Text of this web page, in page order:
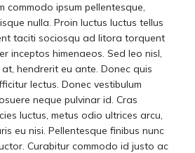
commodo ipsum pellentesque,
nulla. Proin luctus luctus tellus
taciti sociosqu ad litora torquent
inceptos himenaeos. Sed leo nisl,
hendrerit eu ante. Donec quis
lectus. Donec vestibulum
neque pulvinar id. Cras
luctus, metus odio ultrices arcu,
eu nisi. Pellentesque finibus nunc
Curabitur commodo id justo ac